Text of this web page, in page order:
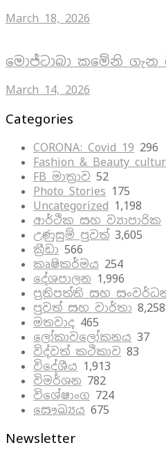
March 18, 2026
මොජ්ටාබා කමේනි
March 14, 2026
Categories
CORONA: Covid 19 296
Fashion & Beauty
FB මාත්‍රාව 52
Photo Stories 175
Uncategorized 1,198
ආර්ථික සහ ව්‍යාපාරික
උණුසුම් පුවත් 3,605
ක්‍රීඩා 566
කෘෂිකර්මය 254
දේශපාලන 1,996
ප්‍රතිපත්ති සහ
පුවත් සහ වාර්තා 8,258
මතවාද 465
ලෝකාවලෝකනය 37
විද්වත් කථිකාව 83
විදේශීය 1,913
විමර්ශන 782
විශේෂාංග 724
සෞඛ්‍යය 675
Newsletter